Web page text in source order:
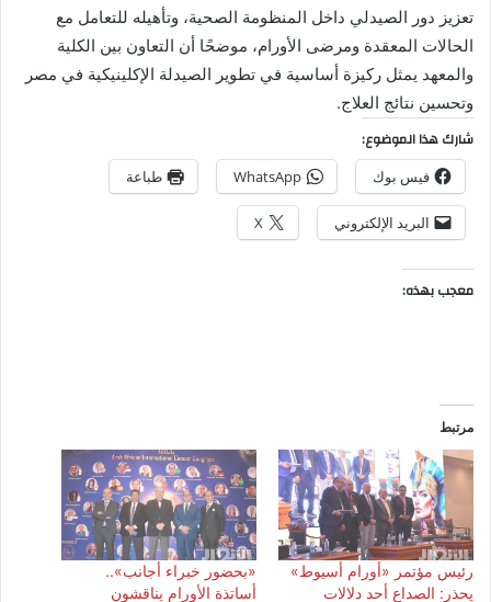
تعزيز دور الصيدلي داخل المنظومة الصحية، وتأهيله للتعامل مع
الحالات المعقدة ومرضى الأورام، موضحًا أن التعاون بين الكلية
والمعهد يمثل ركيزة أساسية في تطوير الصيدلة الإكلينيكية في مصر
وتحسين نتائج العلاج.
شارك هذا الموضوع:
فيس بوك WhatsApp طباعة
البريد الإلكتروني X
معجب بهذه:
مرتبط
رئيس مؤتمر «أورام أسيوط»
يحذر: الصداع أحد دلالات
«بحضور خبراء أجانب»..
أساتذة الأورام يناقشون